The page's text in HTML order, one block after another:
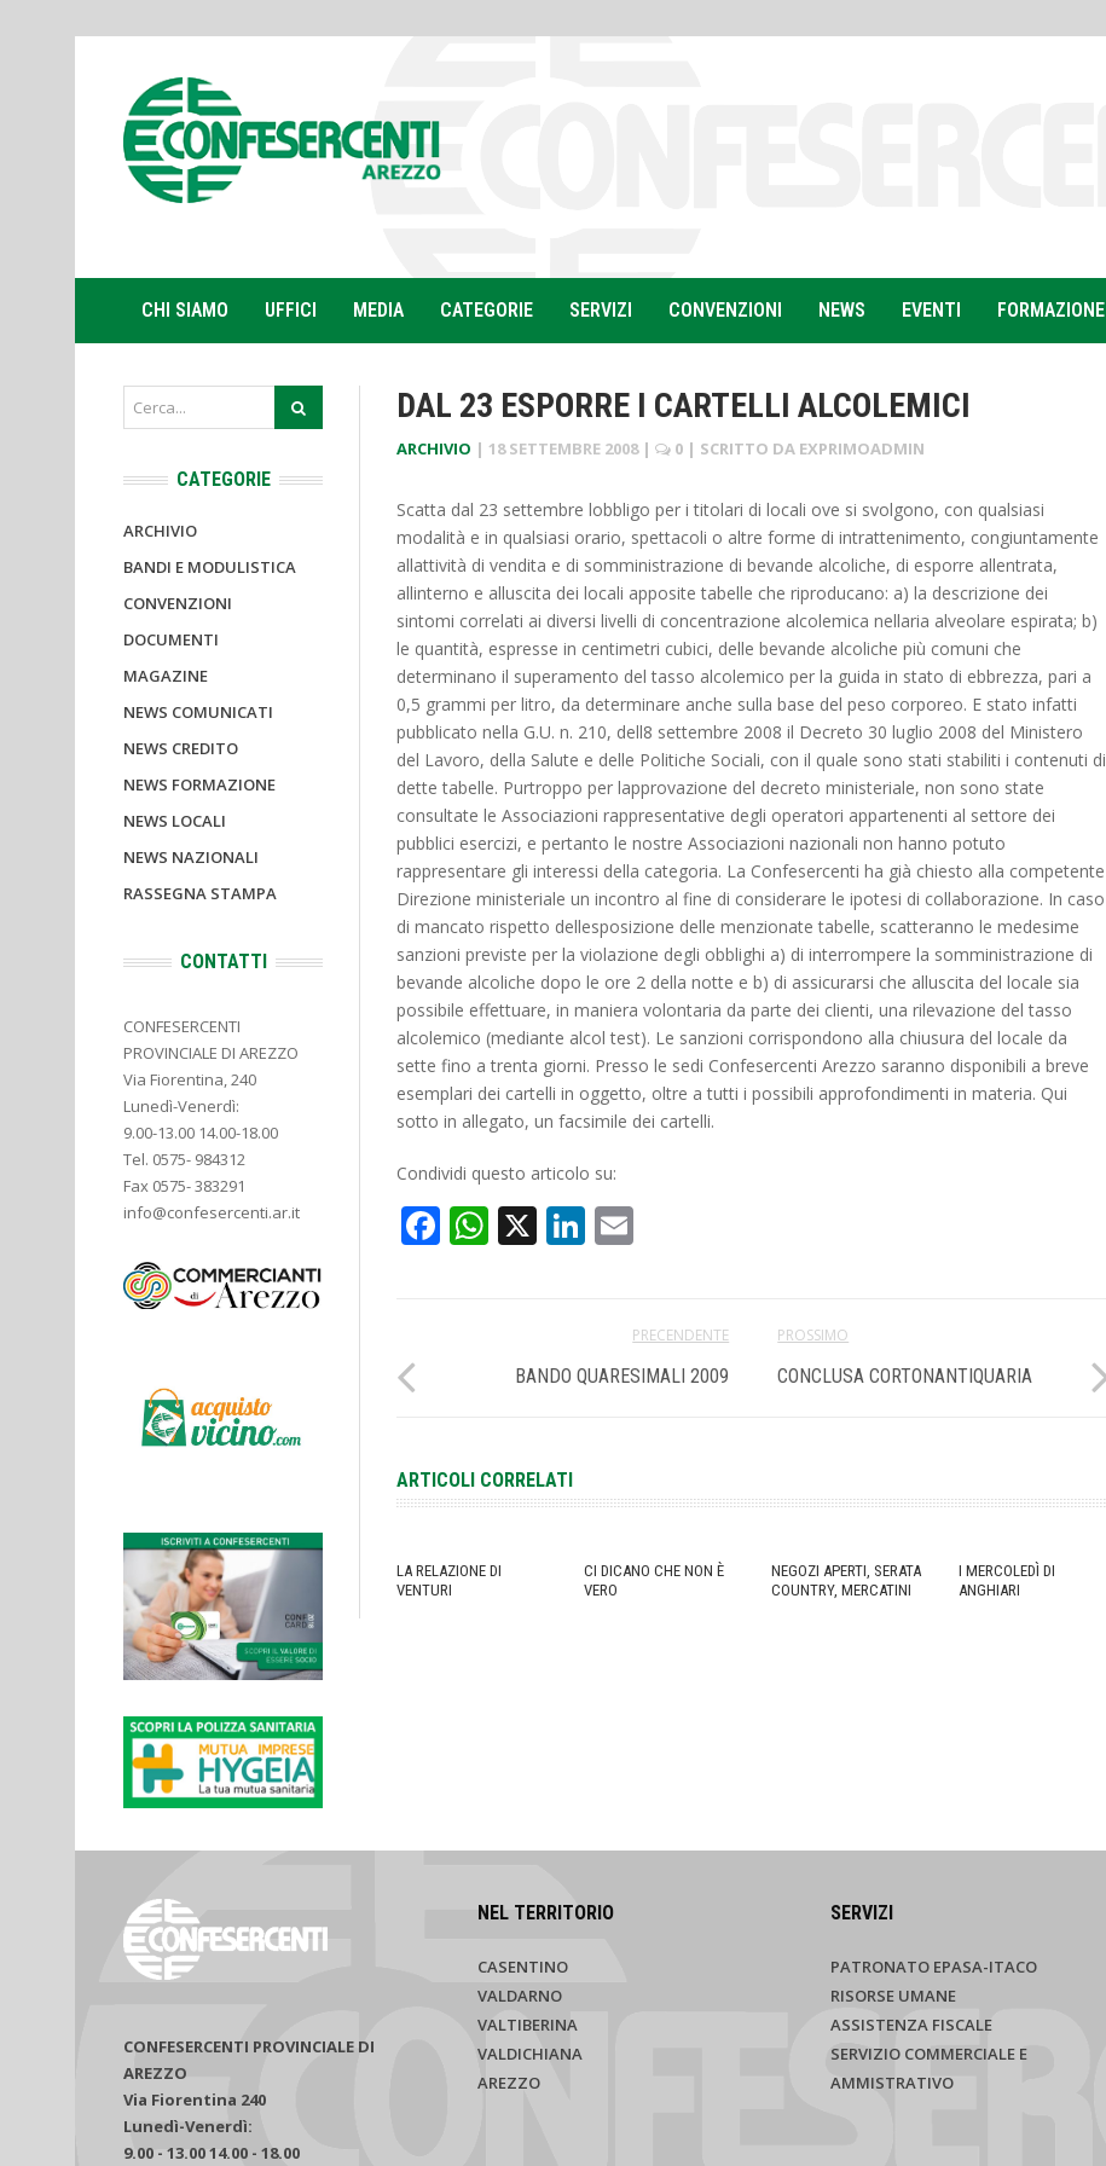
CHI SIAMO UFFICI MEDIA CATEGORIE SERVIZI CONVENZIONI NEWS EVENTI FORMAZIONE
DAL 23 ESPORRE I CARTELLI ALCOLEMICI
ARCHIVIO | 18 SETTEMBRE 2008 | 0 | SCRITTO DA EXPRIMOADMIN
Scatta dal 23 settembre lobbligo per i titolari di locali ove si svolgono, con qualsiasi
modalità e in qualsiasi orario, spettacoli o altre forme di intrattenimento, congiuntamente
allattività di vendita e di somministrazione di bevande alcoliche, di esporre allentrata,
allinterno e alluscita dei locali apposite tabelle che riproducano: a) la descrizione dei
sintomi correlati ai diversi livelli di concentrazione alcolemica nellaria alveolare espirata; b)
le quantità, espresse in centimetri cubici, delle bevande alcoliche più comuni che
determinano il superamento del tasso alcolemico per la guida in stato di ebbrezza, pari a
0,5 grammi per litro, da determinare anche sulla base del peso corporeo. E stato infatti
pubblicato nella G.U. n. 210, dell8 settembre 2008 il Decreto 30 luglio 2008 del Ministero
del Lavoro, della Salute e delle Politiche Sociali, con il quale sono stati stabiliti i contenuti di
dette tabelle. Purtroppo per lapprovazione del decreto ministeriale, non sono state
consultate le Associazioni rappresentative degli operatori appartenenti al settore dei
pubblici esercizi, e pertanto le nostre Associazioni nazionali non hanno potuto
rappresentare gli interessi della categoria. La Confesercenti ha già chiesto alla competente
Direzione ministeriale un incontro al fine di considerare le ipotesi di collaborazione. In caso
di mancato rispetto dellesposizione delle menzionate tabelle, scatteranno le medesime
sanzioni previste per la violazione degli obblighi a) di interrompere la somministrazione di
bevande alcoliche dopo le ore 2 della notte e b) di assicurarsi che alluscita del locale sia
possibile effettuare, in maniera volontaria da parte dei clienti, una rilevazione del tasso
alcolemico (mediante alcol test). Le sanzioni corrispondono alla chiusura del locale da
sette fino a trenta giorni. Presso le sedi Confesercenti Arezzo saranno disponibili a breve
esemplari dei cartelli in oggetto, oltre a tutti i possibili approfondimenti in materia. Qui
sotto in allegato, un facsimile dei cartelli.
Condividi questo articolo su:
Facebook
WhatsApp
X LinkedIn
PRECENDENTE
BANDO QUARESIMALI 2009
PROSSIMO
CONCLUSA CORTONANTIQUARIA
ARTICOLI CORRELATI
LA RELAZIONE DI
VENTURI
CI DICANO CHE NON È
VERO
NEGOZI APERTI, SERATA
COUNTRY, MERCATINI
I MERCOLEDÌ DI
ANGHIARI
CATEGORIE
ARCHIVIO
BANDI E MODULISTICA
CONVENZIONI
DOCUMENTI
MAGAZINE
NEWS COMUNICATI
NEWS CREDITO
NEWS FORMAZIONE
NEWS LOCALI
NEWS NAZIONALI
RASSEGNA STAMPA
CONTATTI
CONFESERCENTI
PROVINCIALE DI AREZZO
Via Fiorentina, 240
Lunedì-Venerdì:
9.00-13.00 14.00-18.00
Tel. 0575- 984312
Fax 0575- 383291
info@confesercenti.ar.it
CONFESERCENTI PROVINCIALE DI
AREZZO
Via Fiorentina 240
Lunedì-Venerdì:
9.00 - 13.00 14.00 - 18.00
NEL TERRITORIO
CASENTINO
VALDARNO
VALTIBERINA
VALDICHIANA
AREZZO
SERVIZI
PATRONATO EPASA-ITACO
RISORSE UMANE
ASSISTENZA FISCALE
SERVIZIO COMMERCIALE E
AMMISTRATIVO